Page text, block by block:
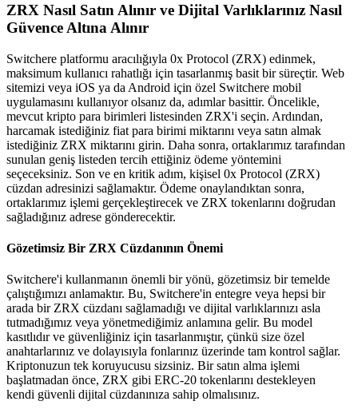
ZRX Nasıl Satın Alınır ve Dijital Varlıklarınız Nasıl
Güvence Altına Alınır
Switchere platformu aracılığıyla 0x Protocol (ZRX) edinmek,
maksimum kullanıcı rahatlığı için tasarlanmış basit bir süreçtir. Web
sitemizi veya iOS ya da Android için özel Switchere mobil
uygulamasını kullanıyor olsanız da, adımlar basittir. Öncelikle,
mevcut kripto para birimleri listesinden ZRX'i seçin. Ardından,
harcamak istediğiniz fiat para birimi miktarını veya satın almak
istediğiniz ZRX miktarını girin. Daha sonra, ortaklarımız tarafından
sunulan geniş listeden tercih ettiğiniz ödeme yöntemini
seçeceksiniz. Son ve en kritik adım, kişisel 0x Protocol (ZRX)
cüzdan adresinizi sağlamaktır. Ödeme onaylandıktan sonra,
ortaklarımız işlemi gerçekleştirecek ve ZRX tokenlarını doğrudan
sağladığınız adrese gönderecektir.
Gözetimsiz Bir ZRX Cüzdanının Önemi
Switchere'i kullanmanın önemli bir yönü, gözetimsiz bir temelde
çalıştığımızı anlamaktır. Bu, Switchere'in entegre veya hepsi bir
arada bir ZRX cüzdanı sağlamadığı ve dijital varlıklarınızı asla
tutmadığımız veya yönetmediğimiz anlamına gelir. Bu model
kasıtlıdır ve güvenliğiniz için tasarlanmıştır, çünkü size özel
anahtarlarınız ve dolayısıyla fonlarınız üzerinde tam kontrol sağlar.
Kriptonuzun tek koruyucusu sizsiniz. Bir satın alma işlemi
başlatmadan önce, ZRX gibi ERC-20 tokenlarını destekleyen
kendi güvenli dijital cüzdanınıza sahip olmalısınız.